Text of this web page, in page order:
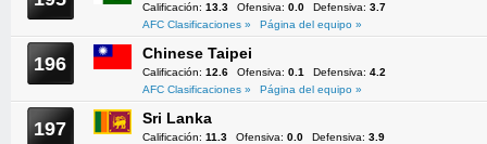
Calificación: 13.3 Ofensiva: 0.0 Defensiva: 3.7
AFC Clasificaciones »
Página del equipo »
196 Chinese Taipei
Calificación: 12.6 Ofensiva: 0.1 Defensiva: 4.2
AFC Clasificaciones »
Página del equipo »
197 Sri Lanka
Calificación: 11.3 Ofensiva: 0.0 Defensiva: 3.9